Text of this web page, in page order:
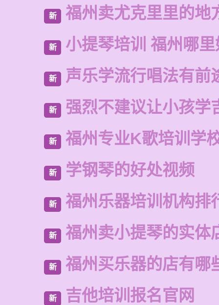
新 福州卖尤克里里的地
新 小提琴培训 福州哪
新 声乐学流行唱法有前
新 强烈不建议让小孩学
新 福州专业K歌培训学
新 学钢琴的好处视频
新 福州乐器培训机构排
新 福州卖小提琴的实体
新 福州买乐器的店有哪
新 吉他培训报名官网